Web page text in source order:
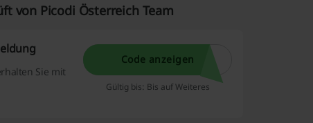
von Picodi Österreich Team
Sie mit
Code anzeigen
Gültig bis: Bis auf Weiteres